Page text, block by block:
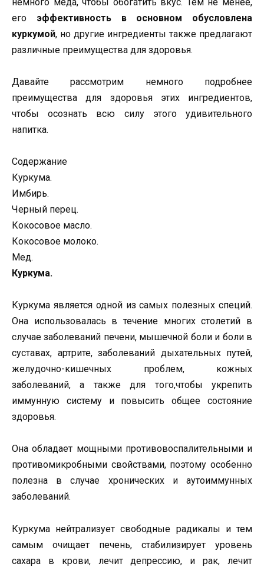
его эффективность в основном обусловлена
куркумой, но другие ингредиенты также предлагают
различные преимущества для здоровья.
Давайте рассмотрим немного подробнее
преимущества для здоровья этих ингредиентов,
чтобы осознать всю силу этого удивительного
напитка.
Содержание
Куркума.
Имбирь.
Черный перец.
Кокосовое масло.
Кокосовое молоко.
Мед.
Куркума.
Куркума является одной из самых полезных специй.
Она использовалась в течение многих столетий в
случае заболеваний печени, мышечной боли и боли в
суставах, артрите, заболеваний дыхательных путей,
желудочно-кишечных проблем, кожных
заболеваний, а также для того,чтобы укрепить
иммунную систему и повысить общее состояние
здоровья.
Она обладает мощными противовоспалительными и
противомикробными свойствами, поэтому особенно
полезна в случае хронических и аутоиммунных
заболеваний.
Куркума нейтрализует свободные радикалы и тем
самым очищает печень, стабилизирует уровень
сахара в крови, лечит депрессию, и рак, лечит